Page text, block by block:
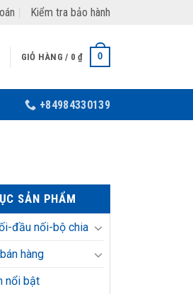
Kiểm tra bảo hành
GIỎ HÀNG / 0₫ 0
+84984330139
SẢN PHẨM
đầu nối-bộ chia
hàng
nổi bật